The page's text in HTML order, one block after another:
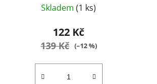
Skladem(1 ks)
122 Kč
139 Kč (–12 %)